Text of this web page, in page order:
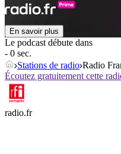
En savoir plus
Le podcast débute dans
- 0 sec.
Stations de radio Radio
Écoutez gratuitement cette
radio.fr